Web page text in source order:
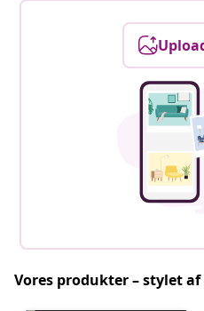
Vores produkter – stylet